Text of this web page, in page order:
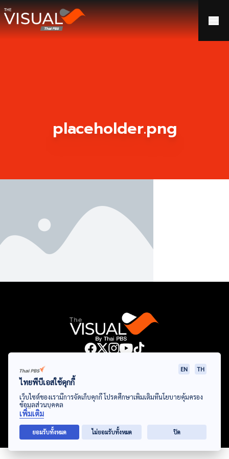
ข้ามไปยังเนื้อหา
placeholder.png
Data Viz Topics
© Thai Public Broadcasting Service. All Rights Reserved
2024
ไทยพีบีเอสใช้คุกกี้
EN TH
เว็บไซต์ของเรามีการจัดเก็บคุกกี้ โปรดศึกษาเพิ่มเติมที่นโยบายคุ้มครอง
ข้อมูลส่วนบุคคล
เพิ่มเติม
ยอมรับทั้งหมด ไม่ยอมรับทั้งหมด ปิด